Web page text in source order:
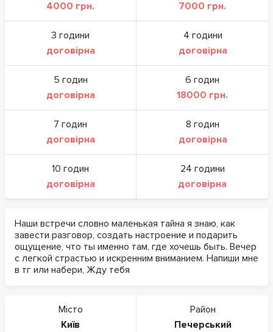
4000 грн. 7000 грн.
3 години
договірна
4 години
договірна
5 годин
договірна
6 годин
18000 грн.
7 годин
договірна
8 годин
договірна
10 годин
договірна
24 години
договірна
Наши встречи словно маленькая тайна я знаю, как
завести разговор, создать настроение и подарить
ощущение, что ты именно там, где хочешь быть. Вечер
с легкой страстью и искренним вниманием. Напиши мне
в тг или набери, Жду тебя
Місто
Київ
Район
Печерський